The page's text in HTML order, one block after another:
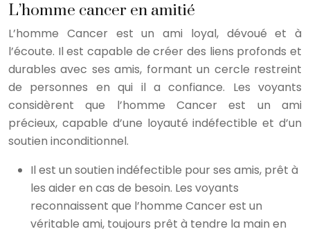
L’homme cancer en amitié
L’homme Cancer est un ami loyal, dévoué et à
l’écoute. Il est capable de créer des liens profonds et
durables avec ses amis, formant un cercle restreint
de personnes en qui il a confiance. Les voyants
considèrent que l’homme Cancer est un ami
précieux, capable d’une loyauté indéfectible et d’un
soutien inconditionnel.
Il est un soutien indéfectible pour ses amis, prêt à
les aider en cas de besoin. Les voyants
reconnaissent que l’homme Cancer est un
véritable ami, toujours prêt à tendre la main en